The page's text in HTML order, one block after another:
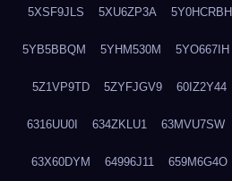
5XSF9JLS 5XU6ZP3A 5Y0HCRBH
5YB5BBQM 5YHM530M 5YO667IH
5Z1VP9TD 5ZYFJGV9 60IZ2Y44
6316UU0I 634ZKLU1 63MVU7SW
63X60DYM 64996J11 659M6G4O